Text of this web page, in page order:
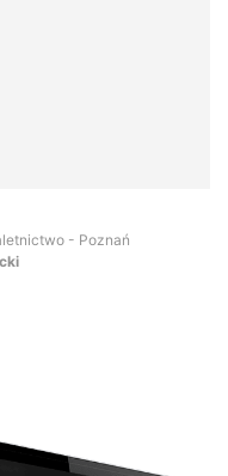
- Poznań